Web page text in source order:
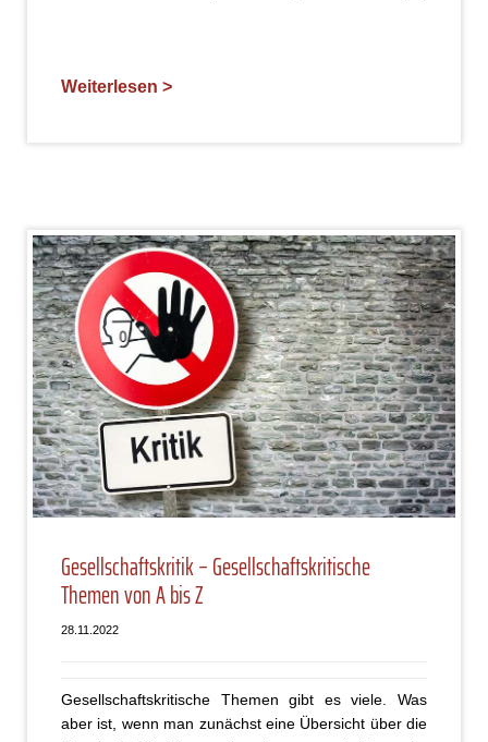
Weiterlesen >
Gesellschaftskritik – Gesellschaftskritische
Themen von A bis Z
28.11.2022
Gesellschaftskritische Themen gibt es viele. Was
aber ist, wenn man zunächst eine Übersicht über die